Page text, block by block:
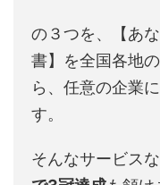
の３つを、【あ
書】を全国各地
ら、任意の企業
す。
そんなサービス